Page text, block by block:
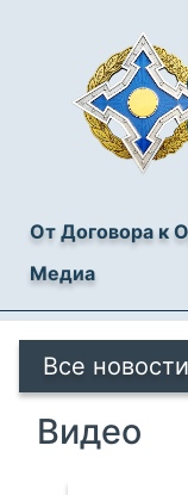
От Договора к
Медиа
Все новости
Видео